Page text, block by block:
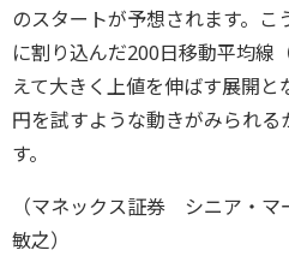
のスタートが予想されます。こ
に割り込んだ200日移動平均線
えて大きく上値を伸ばす展開
円を試すような動きがみられ
す。
（マネックス証券 シニア・
敏之）